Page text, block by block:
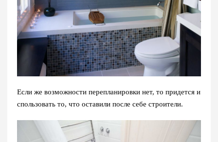
Если же возможности перепланировки нет, то придется и
спользовать то, что оставили после себе строители.